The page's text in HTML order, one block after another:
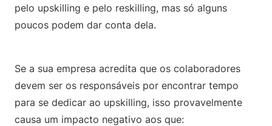
pelo upskilling e pelo reskilling, mas só alguns
poucos podem dar conta dela.
Se a sua empresa acredita que os colaboradores
devem ser os responsáveis por encontrar tempo
para se dedicar ao upskilling, isso provavelmente
causa um impacto negativo aos que: